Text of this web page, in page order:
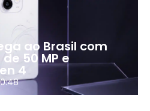
ao Brasil com
50 MP e
4